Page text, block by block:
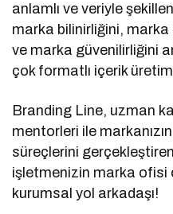
anlamlı ve veriyle
marka bilinirliğini, marka
ve marka güvenilirliğini
çok formatlı içerik
Branding Line, uzman
mentorleri ile
süreçlerini
işletmenizin marka ofisi
kurumsal yol arkadaşı!